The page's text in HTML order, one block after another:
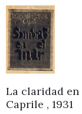
La claridad
Caprile , 1931